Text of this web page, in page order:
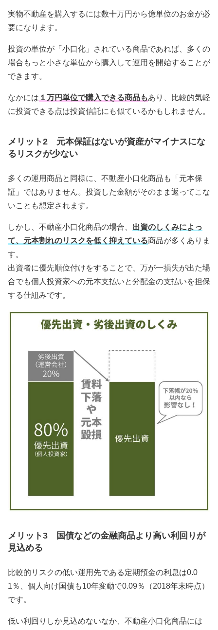
実物不動産を購入するには数十万円から億単位のお金が必
要になります。
投資の単位が「小口化」されている商品であれば、多くの
場合もっと小さな単位から購入して運用を開始することが
できます。
なかには １万円単位で購入できる商品もあり、比較的気軽
に投資できる点は投資信託にも似ているかもしれません。
メリット2 元本保証はないが資産がマイナスにな
るリスクが少ない
多くの運用商品と同様に、不動産小口化商品も「元本保
証」ではありません。投資した金額がそのまま返ってこな
いことも想定されます。
しかし、不動産小口化商品の場合、 出資のしくみによっ
て、元本割れのリスクを低く抑えている商品が多くありま
す。
出資者に優先順位付けをすることで、万が一損失が出た場
合でも個人投資家への元本支払いと分配金の支払いを担保
する仕組みです。
メリット3 国債などの金融商品より高い利回りが
見込める
比較的リスクの低い運用先である定期預金の利息は0.0
1％、個人向け国債も10年変動で0.09％（2018年末時点）
です。
低い利回りしか見込めないなか、不動産小口化商品には